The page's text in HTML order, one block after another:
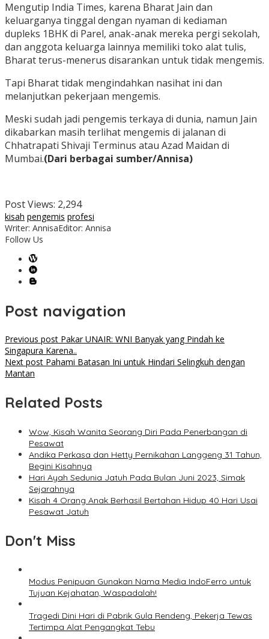
Mengutip India Times, karena Bharat Jain dan
keluarganya tinggal dengan nyaman di kediaman
dupleks 1BHK di Parel, anak-anak mereka pergi sekolah,
dan anggota keluarga lainnya memiliki toko alat tulis,
Bharat terus-menerus disarankan untuk tidak mengemis.
Tapi Bharat tidak mengindahkan nasihat ini dan
melanjutkan pekerjaan mengemis.
Meski sudah jadi pengemis terkaya di dunia, namun Jain
dikabarkan masih terlihat mengemis di jalanan di
Chhatrapati Shivaji Terminus atau Azad Maidan di
Mumbai.(Dari berbagai sumber/Annisa)
Post Views: 2,294
kisah pengemis profesi
Writer: AnnisaEditor: Annisa
Follow Us
Post navigation
Previous post Pakar UNAIR: WNI Banyak yang Pindah ke
Singapura Karena..
Next post Pahami Batasan Ini untuk Hindari Selingkuh dengan
Mantan
Related Posts
Wow, Kisah Wanita Seorang Diri Pada Penerbangan di
Pesawat
Andika Perkasa dan Hetty Pernikahan Langgeng 31 Tahun,
Begini Kisahnya
Hari Ayah Sedunia Jatuh Pada Bulan Juni 2023, Simak
Sejarahnya
Kisah 4 Orang Anak Berhasil Bertahan Hidup 40 Hari Usai
Pesawat Jatuh
Don't Miss
Modus Penipuan Gunakan Nama Media IndoFerro untuk
Tujuan Kejahatan, Waspadalah!
Tragedi Dini Hari di Pabrik Gula Rendeng, Pekerja Tewas
Tertimpa Alat Pengangkat Tebu